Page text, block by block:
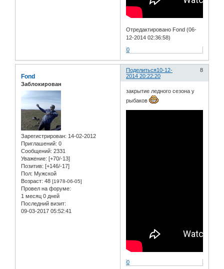
Отредактировано Fond (06-
12-2014 02:36:58)
0
Поделиться 8
10-12-
2014 20:22:20
Fond
Заблокирован
Зарегистрирован: 14-02-2012
Приглашений: 0
Сообщений: 2331
Уважение: [+70/-13]
Позитив: [+146/-17]
Пол: Мужской
Возраст: 48 [1978-06-05]
Провел на форуме:
1 месяц 0 дней
Последний визит:
09-03-2017 05:52:41
закрытие ледного сезона у
рыбаков
0